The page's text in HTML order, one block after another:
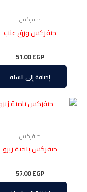
جيفركس
جيفركس ورق عنب
51.00EGP
إضافة إلى السلة
جيفركس
جيفركس بامية زيرو
57.00EGP